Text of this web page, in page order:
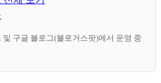
구글 블로그(블로거스팟)에서 운영 중